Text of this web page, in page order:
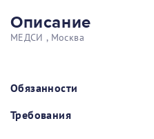
Описание
МЕДСИ , Москва
Обязанности
Требования